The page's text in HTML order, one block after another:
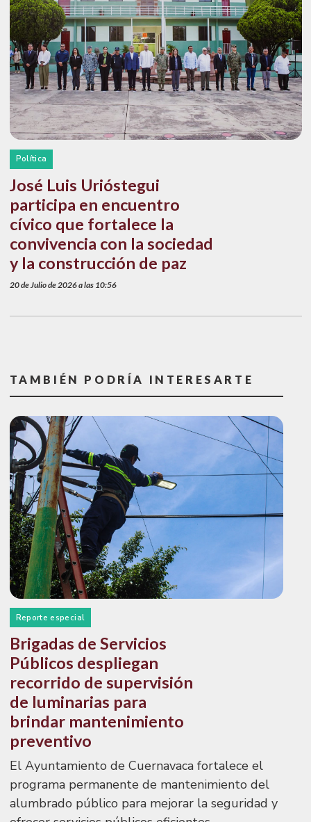
Política
José Luis Urióstegui
participa en encuentro
cívico que fortalece la
convivencia con la sociedad
y la construcción de paz
20 de Julio de 2026 a las 10:56
TAMBIÉN PODRÍA INTERESARTE
Reporte especial
Brigadas de Servicios
Públicos despliegan
recorrido de supervisión
de luminarias para
brindar mantenimiento
preventivo
El Ayuntamiento de Cuernavaca fortalece el
programa permanente de mantenimiento del
alumbrado público para mejorar la seguridad y